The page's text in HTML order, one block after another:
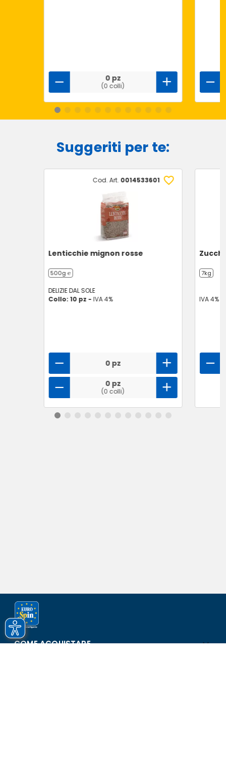
0 pz
(0 colli)
Suggeriti per te:
Cod. Art. 0014533601
Lenticchie mignon rosse
500g ℮
DELIZIE DAL SOLE
Collo: 10 pz - IVA 4%
0 pz
0 pz
(0 colli)
7kg
IVA 4%
COME ACQUISTARE